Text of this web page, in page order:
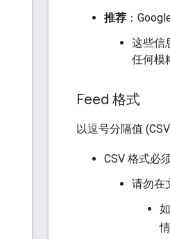
推荐 ：
这些信
任何模
Feed 格式
以逗号分隔值
CSV 格式必
请勿在